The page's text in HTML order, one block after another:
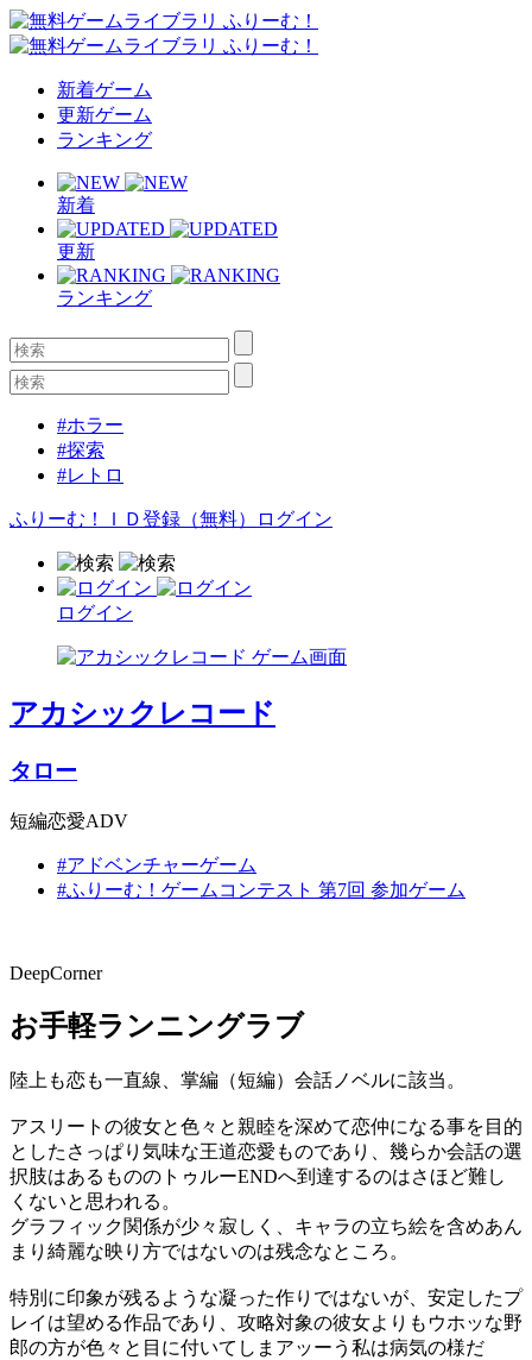
新着ゲーム
更新ゲーム
ランキング
新着
更新
ランキング
#ホラー
#探索
#レトロ
ふりーむ！ＩＤ登録（無料） ログイン
ログイン
アカシックレコード
タロー
短編恋愛ADV
#アドベンチャーゲーム
#ふりーむ！ゲームコンテスト 第7回 参加ゲーム
DeepCorner
お手軽ランニングラブ
陸上も恋も一直線、掌編（短編）会話ノベルに該当。
アスリートの彼女と色々と親睦を深めて恋仲になる事を目的
としたさっぱり気味な王道恋愛ものであり、幾らか会話の選
択肢はあるもののトゥルーENDへ到達するのはさほど難し
くないと思われる。
グラフィック関係が少々寂しく、キャラの立ち絵を含めあん
まり綺麗な映り方ではないのは残念なところ。
特別に印象が残るような凝った作りではないが、安定したプ
レイは望める作品であり、攻略対象の彼女よりもウホッな野
郎の方が色々と目に付いてしまアッーう私は病気の様だ